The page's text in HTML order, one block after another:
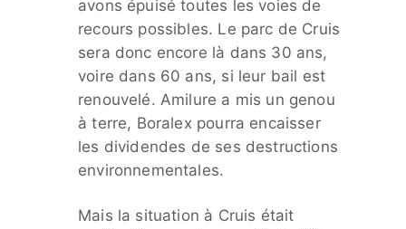
avons épuisé toutes les voies de
recours possibles. Le parc de Cruis
sera donc encore là dans 30 ans,
voire dans 60 ans, si leur bail est
renouvelé. Amilure a mis un genou
à terre, Boralex pourra encaisser
les dividendes de ses destructions
environnementales.
Mais la situation à Cruis était